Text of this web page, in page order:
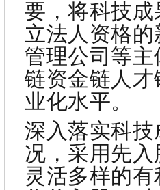
要，将科技
立法人资格
管理公司等
链资金链人
业化水平。
深入落实科
况，采用先
灵活多样的